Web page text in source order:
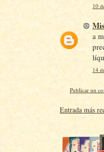
10
a
14
Publicar un
Entrada más